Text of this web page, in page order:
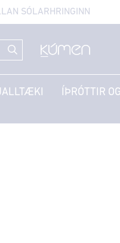
SÓLARHRINGINN
ÍÞRÓTTIR